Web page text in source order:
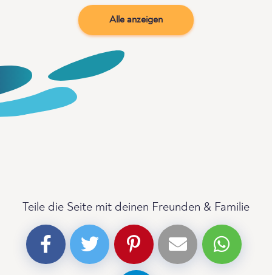
Alle anzeigen
Teile die Seite mit deinen Freunden & Familie